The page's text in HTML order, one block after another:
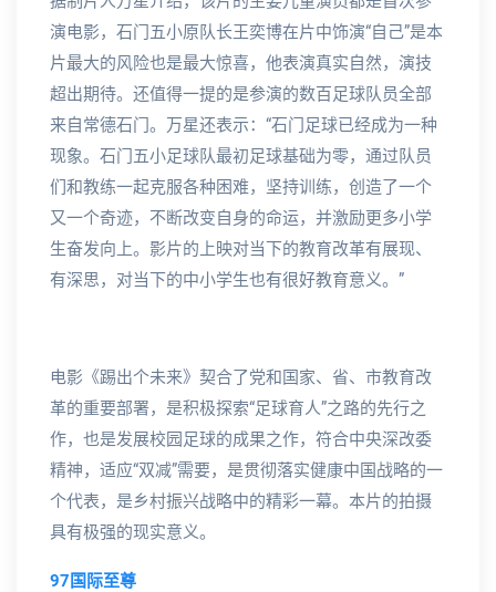
演电影，石门五小原队长王奕博在片中饰演“自己”是本
片最大的风险也是最大惊喜，他表演真实自然，演技
超出期待。还值得一提的是参演的数百足球队员全部
来自常德石门。万星还表示：“石门足球已经成为一种
现象。石门五小足球队最初足球基础为零，通过队员
们和教练一起克服各种困难，坚持训练，创造了一个
又一个奇迹，不断改变自身的命运，并激励更多小学
生奋发向上。影片的上映对当下的教育改革有展现、
有深思，对当下的中小学生也有很好教育意义。”
电影《踢出个未来》契合了党和国家、省、市教育改
革的重要部署，是积极探索“足球育人”之路的先行之
作，也是发展校园足球的成果之作，符合中央深改委
精神，适应“双减”需要，是贯彻落实健康中国战略的一
个代表，是乡村振兴战略中的精彩一幕。本片的拍摄
具有极强的现实意义。
97国际至尊